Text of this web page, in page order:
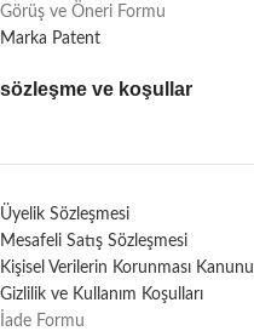
Görüş ve Öneri Formu
Marka Patent
sözleşme ve koşullar
Üyelik Sözleşmesi
Mesafeli Satış Sözleşmesi
Kişisel Verilerin Korunması Kanunu
Gizlilik ve Kullanım Koşulları
İade Formu